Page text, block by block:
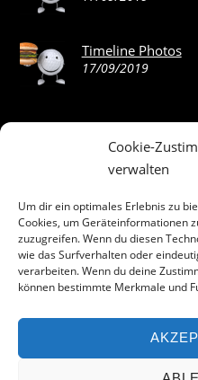
Cookie-
verwalten
Um dir ein optimales Erlebnis zu
Cookies, um Geräteinformationen
zuzugreifen. Wenn du diesen
wie das Surfverhalten oder
verarbeiten. Wenn du deine
können bestimmte Merkmale und
Timeline Photos
17/09/2019
ABOUT THE
The Landing theme is a
that’s focused on getting
with your call-to-action.
drag & drop Builder plugin,
customize the look and feel